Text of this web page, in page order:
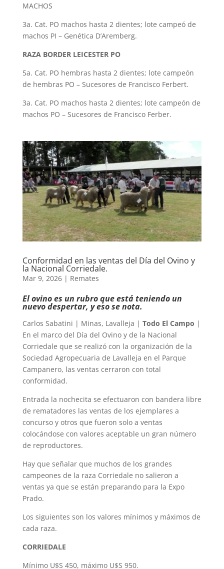
MACHOS
3a. Cat. PO machos hasta 2 dientes; lote campeó de
machos PI – Genética D’Aremberg.
RAZA BORDER LEICESTER PO
5a. Cat. PO hembras hasta 2 dientes; lote campeón
de hembras PO – Sucesores de Francisco Ferbert.
3a. Cat. PO machos hasta 2 dientes; lote campeón de
machos PO – Sucesores de Francisco Ferber.
Conformidad en las ventas del Día del Ovino y
la Nacional Corriedale.
Mar 9, 2026| Remates
El ovino es un rubro que está teniendo un
nuevo despertar, y eso se nota.
Carlos Sabatini | Minas, Lavalleja | Todo El Campo |
En el marco del Día del Ovino y de la Nacional
Corriedale que se realizó con la organización de la
Sociedad Agropecuaria de Lavalleja en el Parque
Campanero, las ventas cerraron con total
conformidad.
Entrada la nochecita se efectuaron con bandera libre
de rematadores las ventas de los ejemplares a
concurso y otros que fueron solo a ventas
colocándose con valores aceptable un gran número
de reproductores.
Hay que señalar que muchos de los grandes
campeones de la raza Corriedale no salieron a
ventas ya que se están preparando para la Expo
Prado.
Los siguientes son los valores mínimos y máximos de
cada raza.
CORRIEDALE
Mínimo U$S 450, máximo U$S 950.